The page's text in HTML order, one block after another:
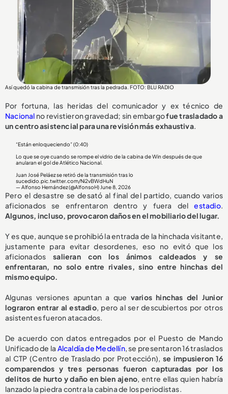
Así quedó la cabina de transmisión tras la pedrada. FOTO: BLU RADIO
Por fortuna, las heridas del comunicador y ex técnico de
Nacional no revistieron gravedad; sin embargofue trasladado a
un centro asistencial para una revisión más exhaustiva.
“Están enloqueciendo” (0:40)
Lo que se oye cuando se rompe el vidrio de la cabina de Win después de que
anularan el gol de Atlético Nacional.
Juan José Peláez se retiró de la transmisión tras lo
sucedido.pic.twitter.com/Ni2vBWdHuN
— Alfonso Hernández (@AlfonsoH) June 8, 2026
Pero el desastre se desató al final del partido, cuando varios
aficionados se enfrentaron dentro y fuera delestadio.
Algunos, incluso, provocaron daños en el mobiliario del lugar.
Y es que, aunque se prohibió la entrada de la hinchada visitante,
justamente para evitar desordenes, eso no evitó que los
aficionadossalieran con los ánimos caldeados y se
enfrentaran, no solo entre rivales, sino entre hinchas del
mismo equipo.
Algunas versiones apuntan a que varios hinchas del Junior
lograron entrar al estadio, pero al ser descubiertos por otros
asistentes fueron atacados.
De acuerdo con datos entregados por el Puesto de Mando
Unificado de la Alcaldía de Medellín, se presentaron 16 traslados
al CTP (Centro de Traslado por Protección), se impusieron 16
comparendos y tres personas fueron capturadas por los
delitos de hurto y daño en bien ajeno, entre ellas quien habría
lanzado la piedra contra la cabina de los periodistas.